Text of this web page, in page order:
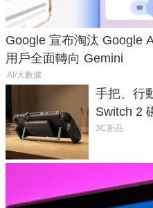
Google 宣布淘汰 Google
用戶全面轉向 Gemini
AI/大數據
手把、行
Switch 2
延長 1.5 倍
3C新品